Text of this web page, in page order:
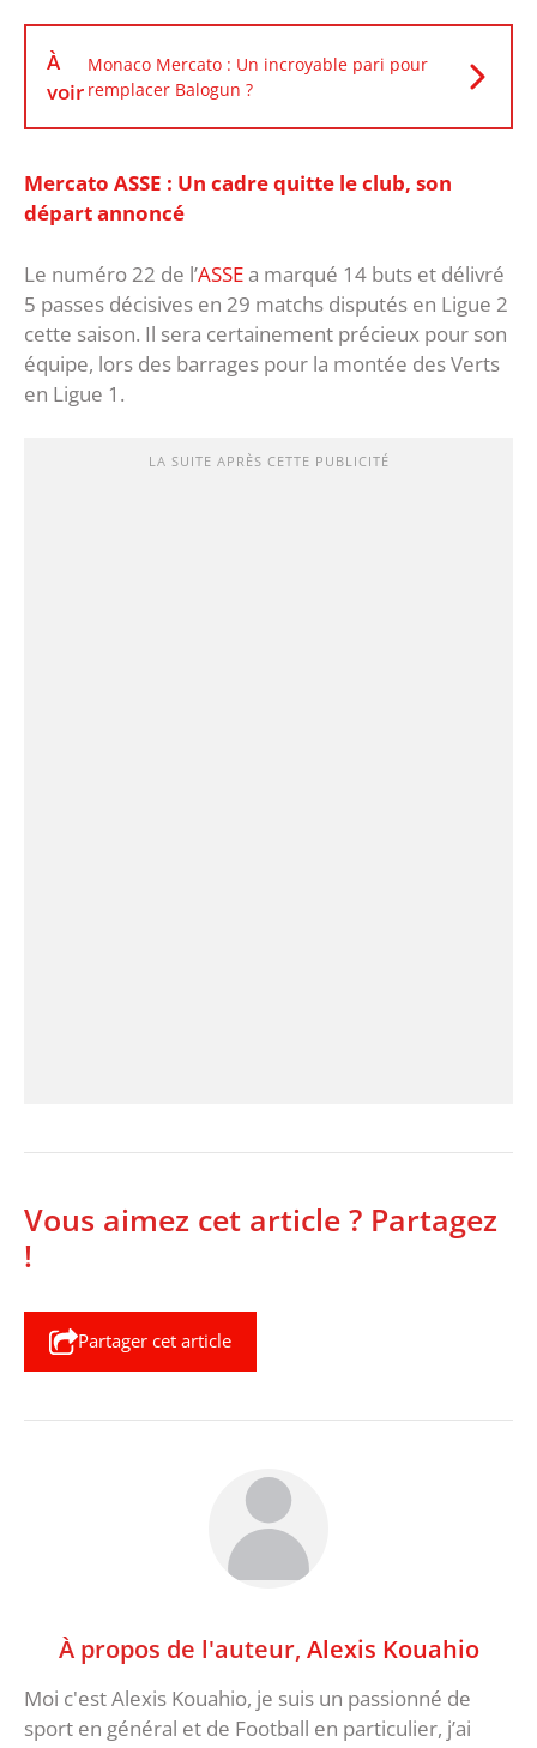
À
voir
Monaco Mercato : Un incroyable pari pour
remplacer Balogun ?
Mercato ASSE : Un cadre quitte le club, son
départ annoncé
Le numéro 22 de l’ASSEa marqué 14 buts et délivré
5 passes décisives en 29 matchs disputés en Ligue 2
cette saison. Il sera certainement précieux pour son
équipe, lors des barrages pour la montée des Verts
en Ligue 1.
LA SUITE APRÈS CETTE PUBLICITÉ
Vous aimez cet article ? Partagez
!
Partager cet article
À propos de l'auteur, Alexis Kouahio
Moi c'est Alexis Kouahio, je suis un passionné de
sport en général et de Football en particulier, j’ai